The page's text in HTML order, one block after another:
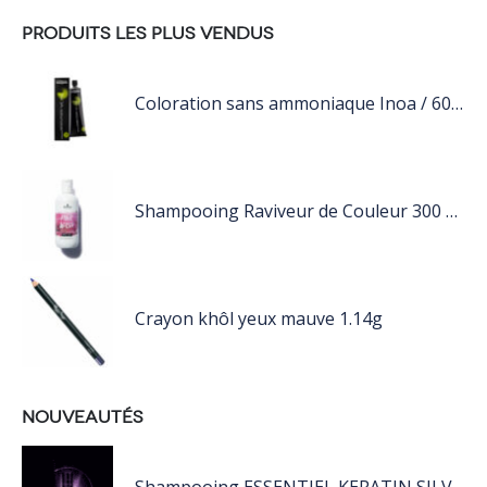
PRODUITS LES PLUS VENDUS
Coloration sans ammoniaque Inoa / 60ML
Shampooing Raviveur de Couleur 300 ml Rose de Schwarzkopf Professional
Crayon khôl yeux mauve 1.14g
NOUVEAUTÉS